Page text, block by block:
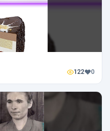
122 0